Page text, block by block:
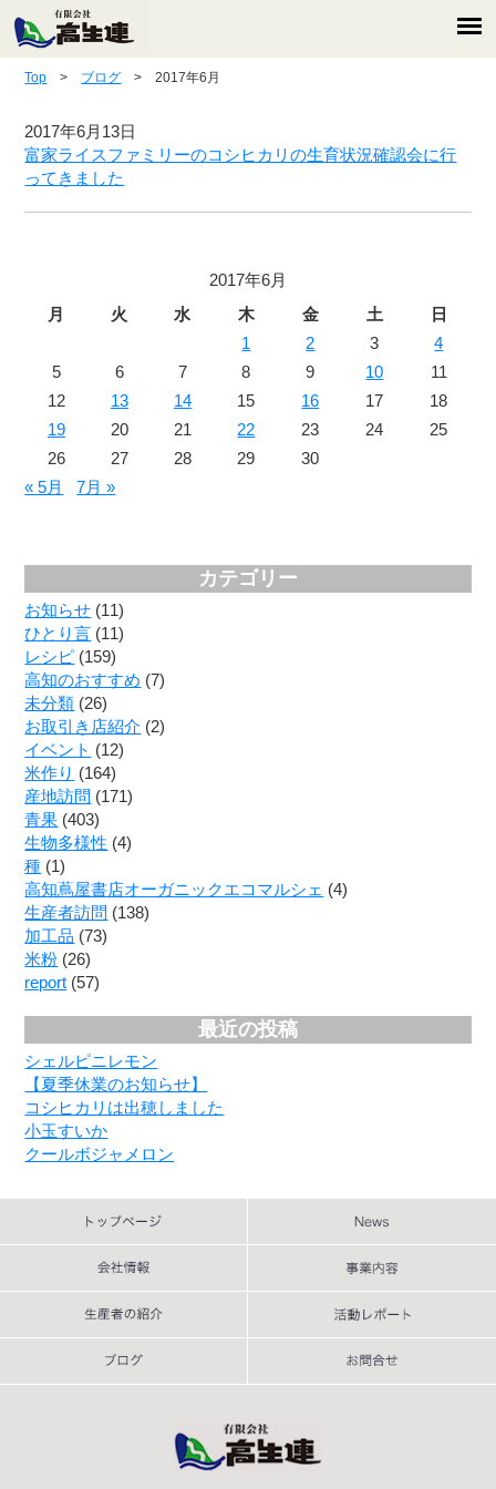
Top > ブログ > 2017年6月
2017年6月13日
富家ライスファミリーのコシヒカリの生育状況確認会に行
ってきました
2017年6月
月
火 水 木 金 土
日
1
2 3
4
5
6 7 8 9 10
11
12
13 14 15 16 17
18
19
20 21 22 23 24
25
26
27 28 29
30
« 5月
7月 »
カテゴリー
お知らせ (11)
ひとり言 (11)
レシピ (159)
高知のおすすめ (7)
未分類 (26)
お取引き店紹介 (2)
イベント (12)
米作り (164)
産地訪問 (171)
青果 (403)
生物多様性 (4)
種 (1)
高知蔦屋書店オーガニックエコマルシェ (4)
生産者訪問 (138)
加工品 (73)
米粉 (26)
report (57)
最近の投稿
シェルピニレモン
【夏季休業のお知らせ】
コシヒカリは出穂しました
小玉すいか
クールボジャメロン